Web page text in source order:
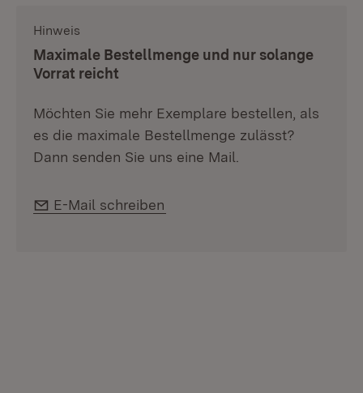
Hinweis
Maximale Bestellmenge und nur solange
Vorrat reicht
Möchten Sie mehr Exemplare bestellen, als
es die maximale Bestellmenge zulässt?
Dann senden Sie uns eine Mail.
E-Mail:
E-Mail schreiben